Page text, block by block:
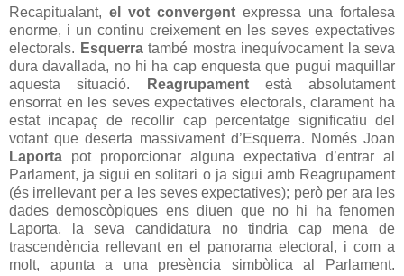
Recapitualant, el vot convergent expressa una fortalesa
enorme, i un continu creixement en les seves expectatives
electorals. Esquerratambé mostra inequívocament la seva
dura davallada, no hi ha cap enquesta que pugui maquillar
aquesta situació.
Reagrupamentestà absolutament
ensorrat en les seves expectatives electorals, clarament ha
estat incapaç de recollir cap percentatge significatiu del
votant que deserta massivament d’Esquerra. Només Joan
Laporta pot proporcionar alguna expectativa d’entrar al
Parlament, ja sigui en solitari o ja sigui amb Reagrupament
(és irrellevant per a les seves expectatives); però per ara les
dades demoscòpiques ens diuen que no hi ha fenomen
Laporta, la seva candidatura no tindria cap mena de
trascendència rellevant en el panorama electoral, i com a
molt, apunta a una presència simbòlica al Parlament.